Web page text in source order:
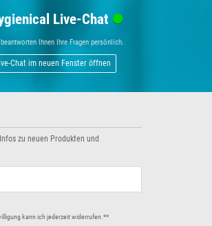
Live-Chat
Ihnen Ihre Fragen persönlich.
Chat im neuen Fenster öffnen
zu neuen Produkten und
kann ich jederzeit widerrufen.**